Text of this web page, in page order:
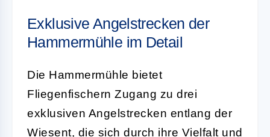
Exklusive Angelstrecken der
Hammermühle im Detail
Die Hammermühle bietet
Fliegenfischern Zugang zu drei
exklusiven Angelstrecken entlang der
Wiesent, die sich durch ihre Vielfalt und